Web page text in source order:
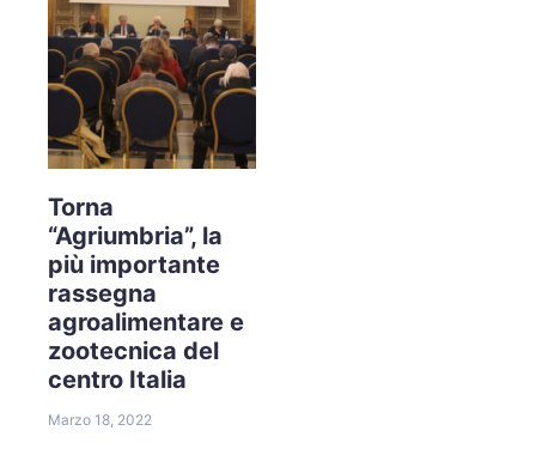
Torna
“Agriumbria”, la
più importante
rassegna
agroalimentare e
zootecnica del
centro Italia
Marzo 18, 2022